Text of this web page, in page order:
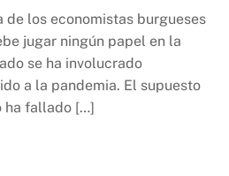
los economistas burgueses
jugar ningún papel en la
se ha involucrado
a la pandemia. El supuesto
ha fallado […]